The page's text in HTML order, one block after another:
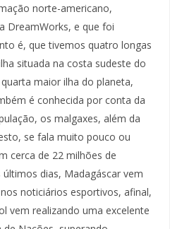
norte-americano,
DreamWorks, e que foi
é, que tivemos quatro longas
situada na costa sudeste do
maior ilha do planeta,
é conhecida por conta da
os malgaxes, além da
se fala muito pouco ou
cerca de 22 milhões de
dias, Madagáscar vem
noticiários esportivos, afinal,
vem realizando uma excelente